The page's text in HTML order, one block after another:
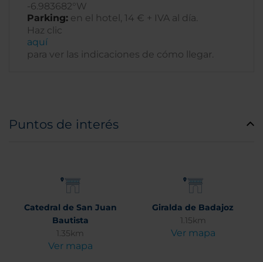
-6.983682°W
Parking: en el hotel, 14 € + IVA al día.
Haz clic
aquí
para ver las indicaciones de cómo llegar.
Puntos de interés
Catedral de San Juan
Bautista
1.35km
Ver mapa
Giralda de Badajoz
1.15km
Ver mapa